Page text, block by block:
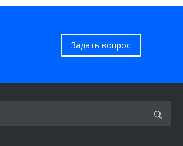
Задать вопрос